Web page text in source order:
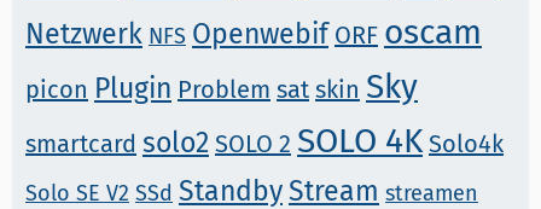
Netzwerk NFS Openwebif ORF oscam
picon Plugin Problem sat skin Sky
smartcard solo2 SOLO 2 SOLO 4K Solo4k
Solo SE V2 SSd StandbyStream streamen